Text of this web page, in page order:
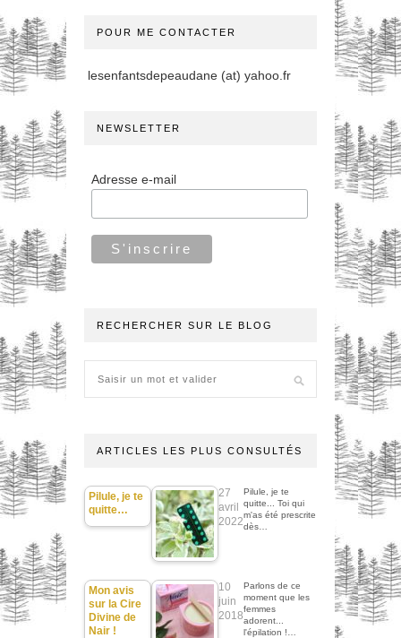
POUR ME CONTACTER
lesenfantsdepeaudane (at) yahoo.fr
NEWSLETTER
Adresse e-mail
RECHERCHER SUR LE BLOG
ARTICLES LES PLUS CONSULTÉS
Pilule, je te
quitte…
27
avril
2022
Pilule, je te
quitte... Toi qui
m'as été prescrite
dès…
Mon avis
sur la Cire
Divine de
Nair !
10
juin
2018
Parlons de ce
moment que les
femmes
adorent...
l'épilation !…